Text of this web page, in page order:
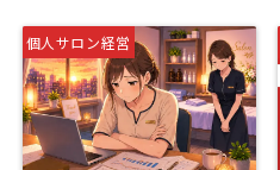
営管理コース⑧が配信
されました。
個人サロン経営